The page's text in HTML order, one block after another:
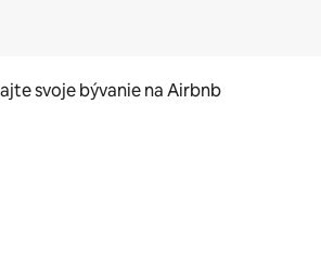
svoje bývanie na Airbnb